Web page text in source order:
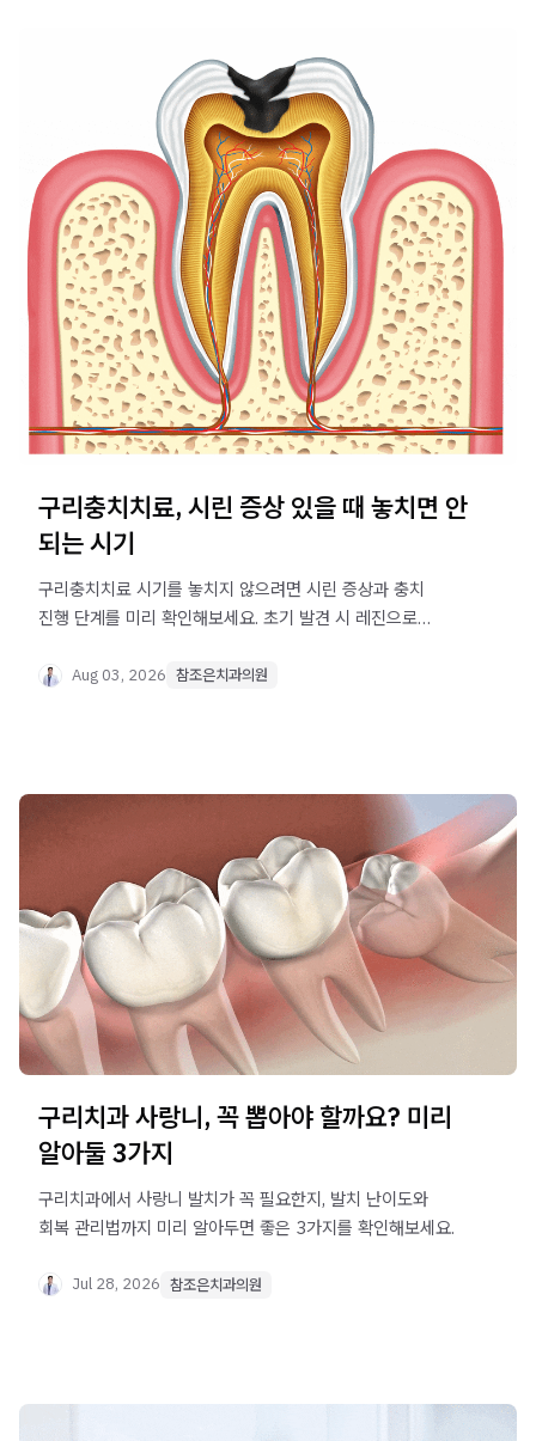
구리충치치료, 시린 증상 있을 때 놓치면 안
되는 시기
구리충치치료 시기를 놓치지 않으려면 시린 증상과 충치
진행 단계를 미리 확인해보세요. 초기 발견 시 레진으로
Aug 03, 2026 참조은치과의원
구리치과 사랑니, 꼭 뽑아야 할까요? 미리
알아둘 3가지
구리치과에서 사랑니 발치가 꼭 필요한지, 발치 난이도와
회복 관리법까지 미리 알아두면 좋은 3가지를 확인해보세요.
Jul 28, 2026 참조은치과의원